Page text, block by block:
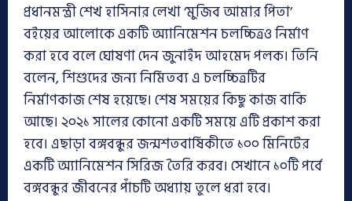
প্রধানমন্ত্রী শেখ হাসিনার লেখা ‘মুজিব আমার পিতা’
বইয়ের আলোকে একটি অ্যানিমেশন চলচ্চিত্রও নির্মাণ
করা হবে বলে ঘোষণা দেন জুনাইদ আহমেদ পলক। তিনি
বলেন, শিশুদের জন্য নির্মিতব্য এ চলচ্চিত্রটির
নির্মাণকাজ শেষ হয়েছে। শেষ সময়ের কিছু কাজ বাকি
আছে। ২০২১ সালের কোনো একটি সময়ে এটি প্রকাশ করা
হবে। এছাড়া বঙ্গবন্ধুর জন্মশতবার্ষিকীতে ১০০ মিনিটের
একটি অ্যানিমেশন সিরিজ তৈরি করব। সেখানে ১০টি পর্বে
বঙ্গবন্ধুর জীবনের পাঁচটি অধ্যায় তুলে ধরা হবে।